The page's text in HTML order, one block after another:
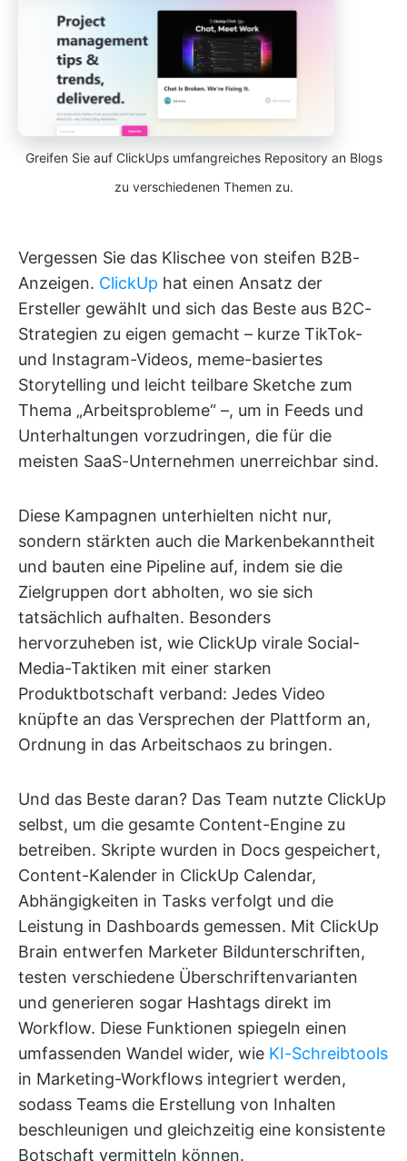
Greifen Sie auf ClickUps umfangreiches Repository an Blogs
zu verschiedenen Themen zu.
Vergessen Sie das Klischee von steifen B2B-
Anzeigen. ClickUp hat einen Ansatz der
Ersteller gewählt und sich das Beste aus B2C-
Strategien zu eigen gemacht – kurze TikTok-
und Instagram-Videos, meme-basiertes
Storytelling und leicht teilbare Sketche zum
Thema „Arbeitsprobleme“ –, um in Feeds und
Unterhaltungen vorzudringen, die für die
meisten SaaS-Unternehmen unerreichbar sind.
Diese Kampagnen unterhielten nicht nur,
sondern stärkten auch die Markenbekanntheit
und bauten eine Pipeline auf, indem sie die
Zielgruppen dort abholten, wo sie sich
tatsächlich aufhalten. Besonders
hervorzuheben ist, wie ClickUp virale Social-
Media-Taktiken mit einer starken
Produktbotschaft verband: Jedes Video
knüpfte an das Versprechen der Plattform an,
Ordnung in das Arbeitschaos zu bringen.
Und das Beste daran? Das Team nutzte ClickUp
selbst, um die gesamte Content-Engine zu
betreiben. Skripte wurden in Docs gespeichert,
Content-Kalender in ClickUp Calendar,
Abhängigkeiten in Tasks verfolgt und die
Leistung in Dashboards gemessen. Mit ClickUp
Brain entwerfen Marketer Bildunterschriften,
testen verschiedene Überschriftenvarianten
und generieren sogar Hashtags direkt im
Workflow. Diese Funktionen spiegeln einen
umfassenden Wandel wider, wie KI-Schreibtools
in Marketing-Workflows integriert werden,
sodass Teams die Erstellung von Inhalten
beschleunigen und gleichzeitig eine konsistente
Botschaft vermitteln können.